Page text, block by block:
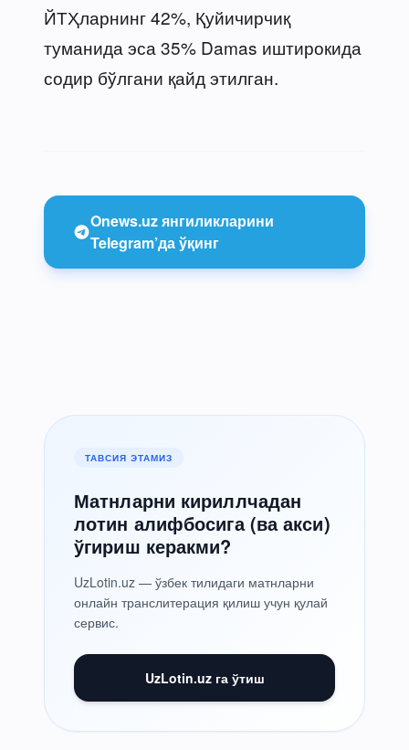
ЙТҲларнинг 42%, Қуйичирчиқ
туманида эса 35% Damas иштирокида
содир бўлгани қайд этилган.
Onews.uz янгиликларини
Telegram’да ўқинг
ТАВСИЯ ЭТАМИЗ
Матнларни кириллчадан
лотин алифбосига (ва акси)
ўгириш керакми?
UzLotin.uz — ўзбек тилидаги матнларни
онлайн транслитерация қилиш учун қулай
сервис.
UzLotin.uz га ўтиш